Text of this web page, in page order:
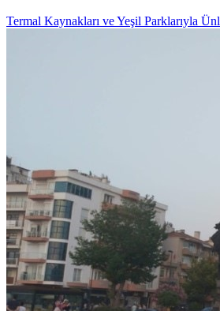
Termal Kaynakları ve Yeşil Parklarıyla